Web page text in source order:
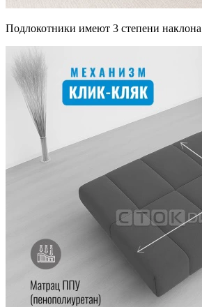
Подлокотники имеют 3 степени наклона